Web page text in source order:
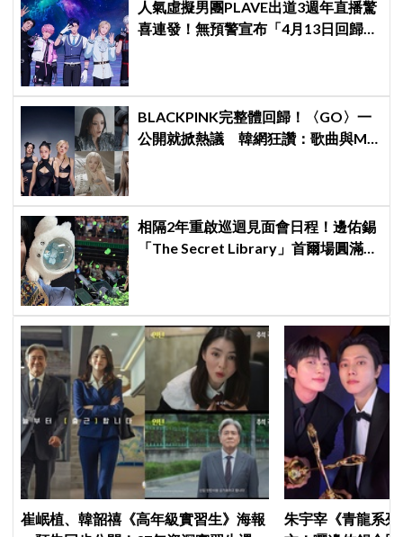
人氣虛擬男團PLAVE出道3週年直播驚
喜連發！無預警宣布「4月13日回歸」
BLACKPINK完整體回歸！〈GO〉一
公開就掀熱議 韓網狂讚：歌曲與MV
相隔2年重啟巡迴見面會日程！邊佑錫
「The Secret Library」首爾場圓滿結
崔岷植、韓韶禧《高年級實習生》海報
朱宇宰《青龍系